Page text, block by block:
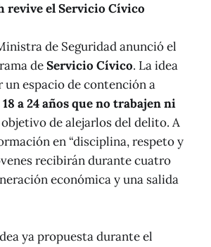
el Servicio Cívico
de Seguridad anunció el
deServicio Cívico. La idea
un espacio de contención a
18 a 24 años que no trabajen ni
objetivo de alejarlos del delito. A
en “disciplina, respeto y
recibirán durante cuatro
económica y una salida
ya propuesta durante el